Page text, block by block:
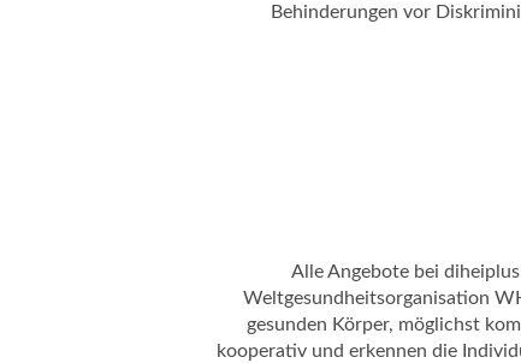
Behinderungen vor
Alle Angebote bei
Weltgesundheitsorganisation
gesunden Körper, möglichst
kooperativ und erkennen die